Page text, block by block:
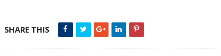
SHARE THIS